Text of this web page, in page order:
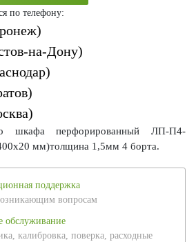
по телефону:
на-Дону)
шкафа перфорированный ЛП-П4-
мм)толщина 1,5мм 4 борта.
поддержка
вопросам
обслуживание
калибровка, поверка, расходные